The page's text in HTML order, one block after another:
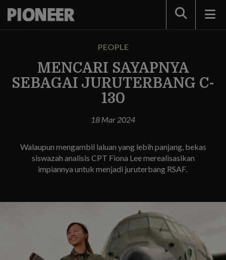
Search
PEOPLE
MENCARI SAYAPNYA
SEBAGAI JURUTERBANG C-
130
18 Mar 2024
Walaupun mengambil laluan yang lebih panjang, bekas
siswazah analisis CPT Fiona Lee merealisasikan
impiannya untuk menjadi juruterbang RSAF.